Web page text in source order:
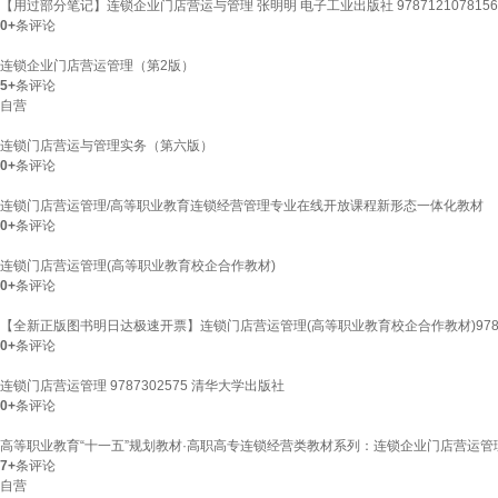
【用过部分笔记】连锁企业门店营运与管理 张明明 电子工业出版社
0+条评论
连锁企业门店营运管理（第2版）
5+条评论
自营
连锁门店营运与管理实务（第六版）
0+条评论
连锁门店营运管理/高等职业教育连锁经营管理专业在线开放课程新形态一体化教材
0+条评论
连锁门店营运管理(高等职业教育校企合作教材)
0+条评论
【全新正版图书明日达极速开票】连锁门店营运管理(高等职业教育校企合作教材
0+条评论
连锁门店营运管理 9787302575 清华大学出版社
0+条评论
高等职业教育“十一五”规划教材·高职高专连锁经营类教材系列：连锁企业门店营运管
7+条评论
自营